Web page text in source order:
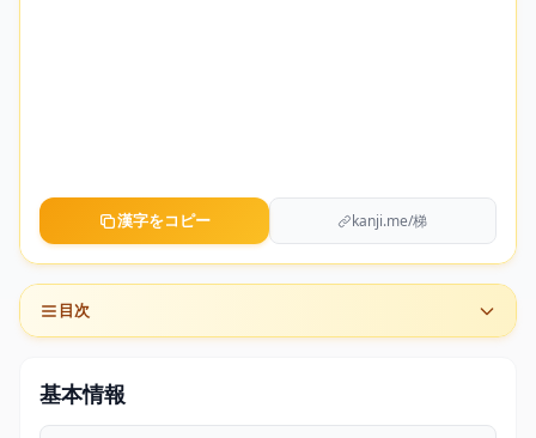
漢字をコピー kanji.me/梯
目次
基本情報